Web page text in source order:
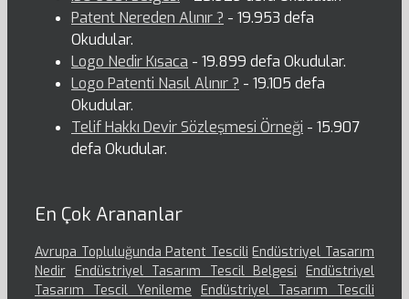
Patent Nereden Alınır ? - 19.953 defa
Okudular.
Logo Nedir Kısaca - 19.899 defa Okudular.
Logo Patenti Nasıl Alınır ? - 19.105 defa
Okudular.
Telif Hakkı Devir Sözleşmesi Örneği - 15.907
defa Okudular.
En Çok Arananlar
Avrupa Topluluğunda Patent Tescili Endüstriyel Tasarım
Nedir Endüstriyel Tasarım Tescil Belgesi
Endüstriyel
Tasarım Tescil Yenileme
Endüstriyel Tasarım Tescili